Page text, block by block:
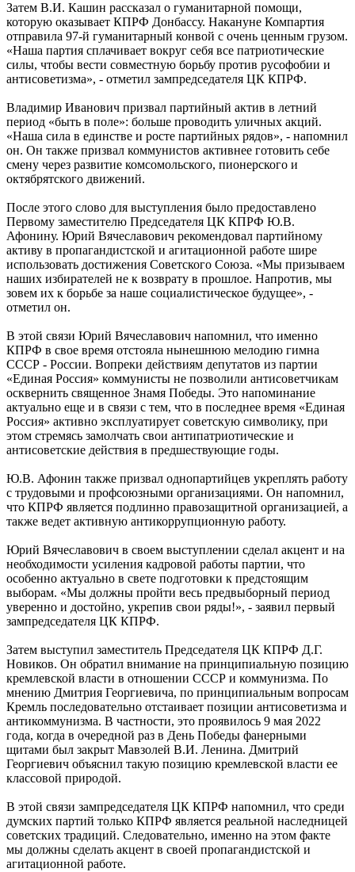
Затем В.И. Кашин рассказал о гуманитарной помощи,
которую оказывает КПРФ Донбассу. Накануне Компартия
отправила 97-й гуманитарный конвой с очень ценным грузом.
«Наша партия сплачивает вокруг себя все патриотические
силы, чтобы вести совместную борьбу против русофобии и
антисоветизма», - отметил зампредседателя ЦК КПРФ.
Владимир Иванович призвал партийный актив в летний
период «быть в поле»: больше проводить уличных акций.
«Наша сила в единстве и росте партийных рядов», - напомнил
он. Он также призвал коммунистов активнее готовить себе
смену через развитие комсомольского, пионерского и
октябрятского движений.
После этого слово для выступления было предоставлено
Первому заместителю Председателя ЦК КПРФ Ю.В.
Афонину. Юрий Вячеславович рекомендовал партийному
активу в пропагандистской и агитационной работе шире
использовать достижения Советского Союза. «Мы призываем
наших избирателей не к возврату в прошлое. Напротив, мы
зовем их к борьбе за наше социалистическое будущее», -
отметил он.
В этой связи Юрий Вячеславович напомнил, что именно
КПРФ в свое время отстояла нынешнюю мелодию гимна
СССР - России. Вопреки действиям депутатов из партии
«Единая Россия» коммунисты не позволили антисоветчикам
осквернить священное Знамя Победы. Это напоминание
актуально еще и в связи с тем, что в последнее время «Единая
Россия» активно эксплуатирует советскую символику, при
этом стремясь замолчать свои антипатриотические и
антисоветские действия в предшествующие годы.
Ю.В. Афонин также призвал однопартийцев укреплять работу
с трудовыми и профсоюзными организациями. Он напомнил,
что КПРФ является подлинно правозащитной организацией, а
также ведет активную антикоррупционную работу.
Юрий Вячеславович в своем выступлении сделал акцент и на
необходимости усиления кадровой работы партии, что
особенно актуально в свете подготовки к предстоящим
выборам. «Мы должны пройти весь предвыборный период
уверенно и достойно, укрепив свои ряды!», - заявил первый
зампредседателя ЦК КПРФ.
Затем выступил заместитель Председателя ЦК КПРФ Д.Г.
Новиков. Он обратил внимание на принципиальную позицию
кремлевской власти в отношении СССР и коммунизма. По
мнению Дмитрия Георгиевича, по принципиальным вопросам
Кремль последовательно отстаивает позиции антисоветизма и
антикоммунизма. В частности, это проявилось 9 мая 2022
года, когда в очередной раз в День Победы фанерными
щитами был закрыт Мавзолей В.И. Ленина. Дмитрий
Георгиевич объяснил такую позицию кремлевской власти ее
классовой природой.
В этой связи зампредседателя ЦК КПРФ напомнил, что среди
думских партий только КПРФ является реальной наследницей
советских традиций. Следовательно, именно на этом факте
мы должны сделать акцент в своей пропагандистской и
агитационной работе.